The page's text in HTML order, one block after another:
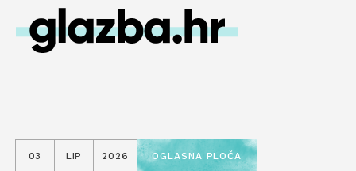
03 LIP 2026 OGLASNA PLOČA